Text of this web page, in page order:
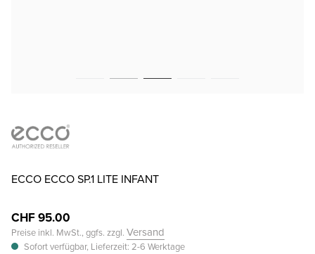
ECCO ECCO SP.1 LITE INFANT
CHF 95.00
Preise inkl. MwSt., ggfs. zzgl. Versand
Sofort verfügbar, Lieferzeit: 2-6 Werktage